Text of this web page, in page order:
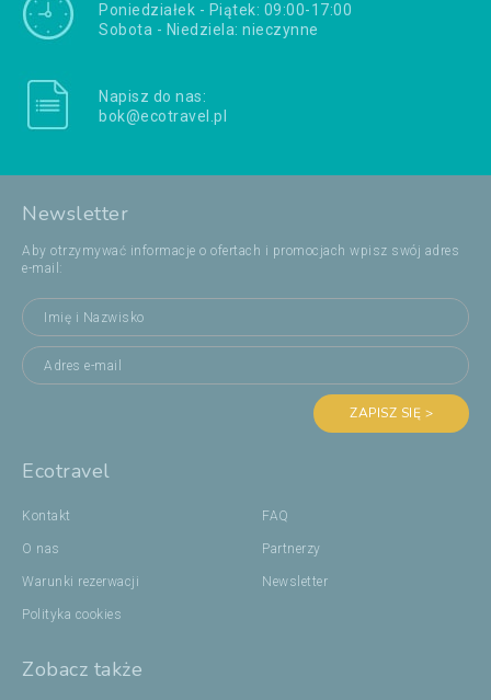
Poniedziałek - Piątek: 09:00-17:00
Sobota - Niedziela: nieczynne
Napisz do nas:
bok@ecotravel.pl
Newsletter
Aby otrzymywać informacje o ofertach i promocjach wpisz swój adres
e-mail:
ZAPISZ SIĘ >
Ecotravel
Kontakt
O nas
Warunki rezerwacji
Polityka cookies
FAQ
Partnerzy
Newsletter
Zobacz także